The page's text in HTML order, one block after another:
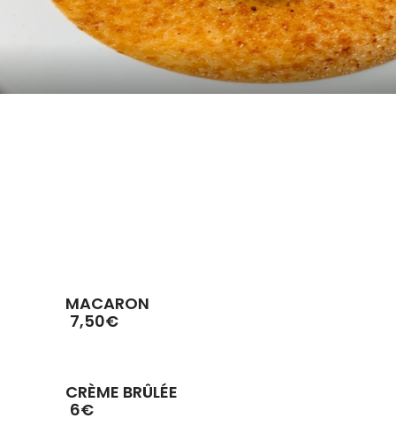
MACARON
7,50€
CRÈME BRÛLÉE
6€